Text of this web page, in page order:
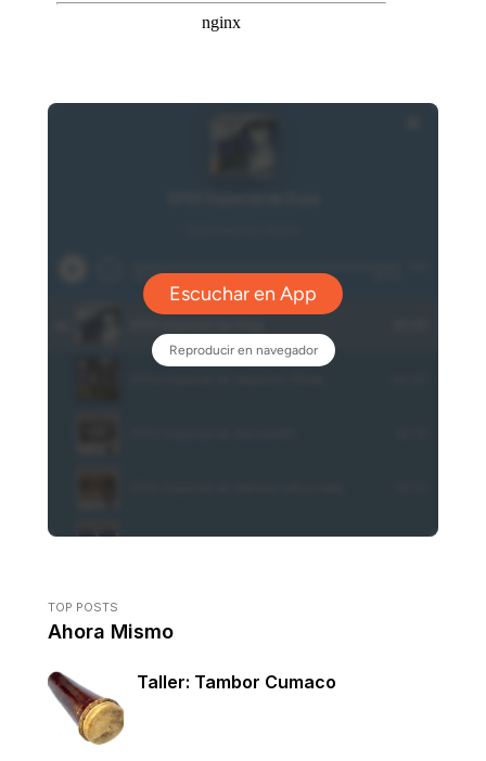
TOP POSTS
Ahora Mismo
Taller: Tambor Cumaco